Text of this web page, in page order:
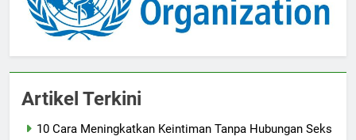
Artikel Terkini
10 Cara Meningkatkan Keintiman Tanpa Hubungan Seks